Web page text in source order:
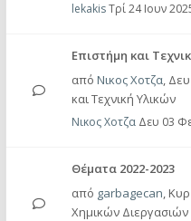
lekakisΤρί 24 Ιουν
Επιστήμη και
από Νικος Χοτζα,
και Τεχνική Υλικών
Νικος Χοτζα Δευ 03
Θέματα 2022-2023
από garbagecan,
Χημικών Διεργασιών